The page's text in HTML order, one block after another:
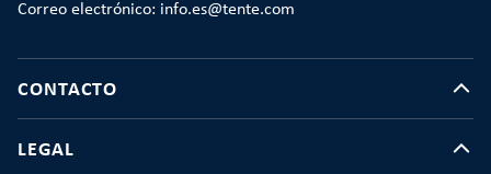
Correo electrónico: info.es@tente.com
CONTACTO
LEGAL